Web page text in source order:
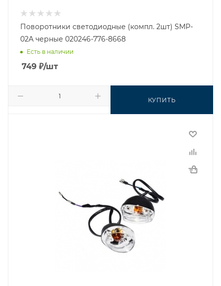
Поворотники светодиодные (компл. 2шт) SMP-
02A черные 020246-776-8668
Есть в наличии
749 ₽/шт
КУПИТЬ